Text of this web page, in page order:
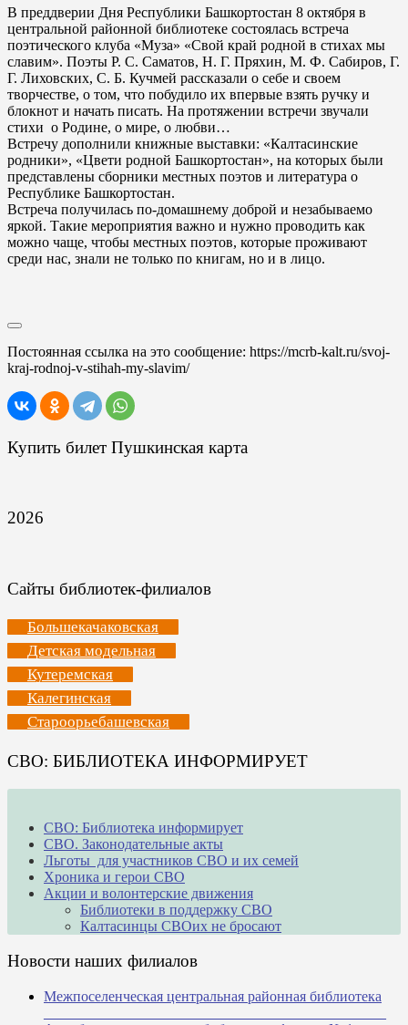
В преддверии Дня Республики Башкортостан 8 октября в
центральной районной библиотеке состоялась встреча
поэтического клуба «Муза» «Свой край родной в стихах мы
славим». Поэты Р. С. Саматов, Н. Г. Пряхин, М. Ф. Сабиров, Г.
Г. Лиховских, С. Б. Кучмей рассказали о себе и своем
творчестве, о том, что побудило их впервые взять ручку и
блокнот и начать писать. На протяжении встречи звучали
стихи о Родине, о мире, о любви…
Встречу дополнили книжные выставки: «Калтасинские
родники», «Цвети родной Башкортостан», на которых были
представлены сборники местных поэтов и литература о
Республике Башкортостан.
Встреча получилась по-домашнему доброй и незабываемо
яркой. Такие мероприятия важно и нужно проводить как
можно чаще, чтобы местных поэтов, которые проживают
среди нас, знали не только по книгам, но и в лицо.
Постоянная ссылка на это сообщение: https://mcrb-kalt.ru/svoj-
kraj-rodnoj-v-stihah-my-slavim/
Купить билет Пушкинская карта
2026
Сайты библиотек-филиалов
Большекачаковская
Детская модельная
Кутеремская
Калегинская
Староорьебашевская
СВО: БИБЛИОТЕКА ИНФОРМИРУЕТ
СВО: Библиотека информирует
СВО. Законодательные акты
Льготы для участников СВО и их семей
Хроника и герои СВО
Акции и волонтерские движения
Библиотеки в поддержку СВО
Калтасинцы СВОих не бросают
Новости наших филиалов
Межпоселенческая центральная районная библиотека